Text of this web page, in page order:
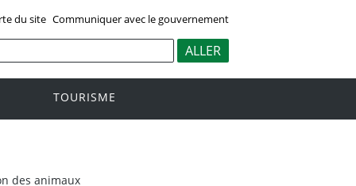
du site Communiquer avec le gouvernement
TOURISME
des animaux